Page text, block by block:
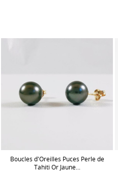
Boucles d'Oreilles Puces Perle de
Tahiti Or Jaune...